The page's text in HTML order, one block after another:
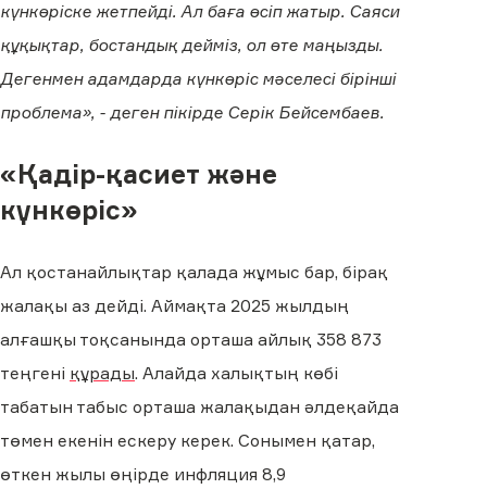
күнкөріске жетпейді. Ал баға өсіп жатыр. Саяси
құқықтар, бостандық дейміз, ол өте маңызды.
Дегенмен адамдарда күнкөріс мәселесі бірінші
проблема», - деген пікірде Серік Бейсембаев.
«Қадір-қасиет және
күнкөріс»
Ал қостанайлықтар қалада жұмыс бар, бірақ
жалақы аз дейді. Аймақта 2025 жылдың
алғашқы тоқсанында орташа айлық 358 873
теңгені құрады. Алайда халықтың көбі
табатын табыс орташа жалақыдан әлдеқайда
төмен екенін ескеру керек. Сонымен қатар,
өткен жылы өңірде инфляция 8,9